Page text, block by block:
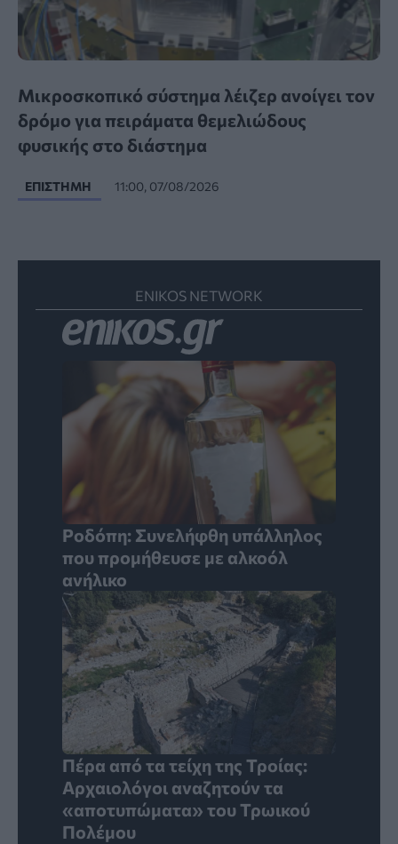
Μικροσκοπικό σύστημα λέιζερ ανοίγει τον
δρόμο για πειράματα θεμελιώδους
φυσικής στο διάστημα
ΕΠΙΣΤΉΜΗ 11:00, 07/08/2026
ENIKOS NETWORK
Ροδόπη: Συνελήφθη υπάλληλος
που προμήθευσε με αλκοόλ
ανήλικο
Πέρα από τα τείχη της Τροίας:
Αρχαιολόγοι αναζητούν τα
«αποτυπώματα» του Τρωικού
Πολέμου